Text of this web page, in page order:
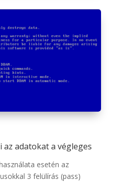
adatokat a végleges
esetén az
3 felülírás (pass)